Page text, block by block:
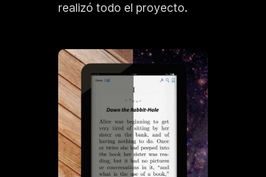
realizó todo el proyecto.